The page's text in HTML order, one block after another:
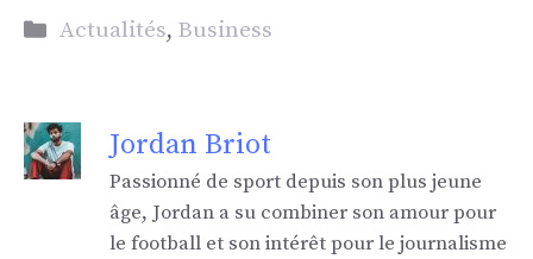
Catégories
Actualités, Business
Jordan Briot
Passionné de sport depuis son plus jeune
âge, Jordan a su combiner son amour pour
le football et son intérêt pour le journalisme